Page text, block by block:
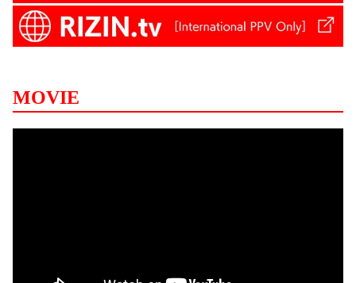
MOVIE